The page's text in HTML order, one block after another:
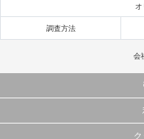
調査方法
会
当サイトで公開されている情報（文